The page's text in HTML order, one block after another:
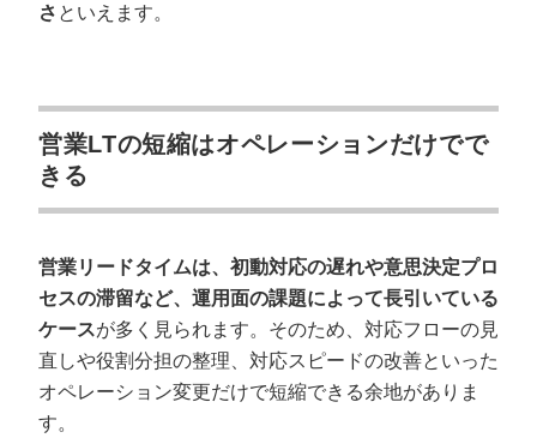
さ といえます。
営業LTの短縮はオペレーションだけでで
きる
営業リードタイムは、初動対応の遅れや意思決定プロ
セスの滞留など、運用面の課題によって長引いている
ケースが多く見られます。そのため、対応フローの見
直しや役割分担の整理、対応スピードの改善といった
オペレーション変更だけで短縮できる余地がありま
す。